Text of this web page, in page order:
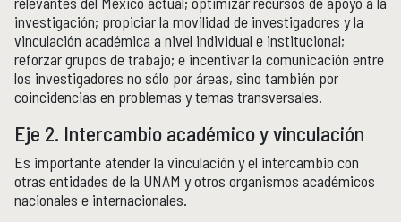
Comunicación Pública de la Historia
COMUNICACIÓN PÚBLICA DE LA HISTORIA
Serie editorial Históricas Comunicación Pública
Podcast Históricas
Cajón de historias
Acervos
BIBLIOTECA
investigación; propiciar la movilidad de investigadores y la
vinculación académica a nivel individual e institucional;
reforzar grupos de trabajo; e incentivar la comunicación entre
los investigadores no sólo por áreas, sino también por
coincidencias en problemas y temas transversales.
Eje 2. Intercambio académico y vinculación
Es importante atender la vinculación y el intercambio con
otras entidades de la UNAM y otros organismos académicos
nacionales e internacionales.